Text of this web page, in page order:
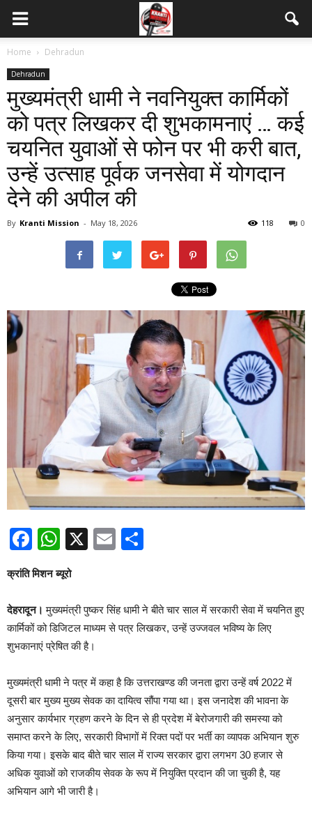
Home Dehradun
Dehradun
मुख्यमंत्री धामी ने नवनियुक्त कार्मिकों
को पत्र लिखकर दी शुभकामनाएं … कई
चयनित युवाओं से फोन पर भी करी बात,
उन्हें उत्साह पूर्वक जनसेवा में योगदान
देने की अपील की
By Kranti Mission - May 18, 2026 0
118
Facebook
WhatsApp
X Email
क्रांति मिशन ब्यूरो
देहरादून।मुख्यमंत्री पुष्कर सिंह धामी ने बीते चार साल में सरकारी सेवा में चयनित हुए
कार्मिकों को डिजिटल माध्यम से पत्र लिखकर, उन्हें उज्जवल भविष्य के लिए
शुभकानाएं प्रेषित की है।
मुख्यमंत्री धामी ने पत्र में कहा है कि उत्तराखण्ड की जनता द्वारा उन्हें वर्ष 2022 में
दूसरी बार मुख्य मुख्य सेवक का दायित्व सौंपा गया था। इस जनादेश की भावना के
अनुसार कार्यभार ग्रहण करने के दिन से ही प्रदेश में बेरोजगारी की समस्या को
समाप्त करने के लिए, सरकारी विभागों में रिक्त पदों पर भर्ती का व्यापक अभियान शुरु
किया गया। इसके बाद बीते चार साल में राज्य सरकार द्वारा लगभग 30 हजार से
अधिक युवाओं को राजकीय सेवक के रूप में नियुक्ति प्रदान की जा चुकी है, यह
अभियान आगे भी जारी है।